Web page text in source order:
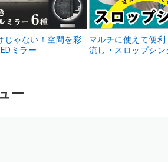
じゃない！空間を彩
ミラー
マルチに使えて便利
流し・スロップシン
ー